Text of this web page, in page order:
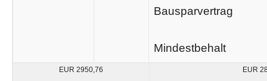
Bausparvertrag
Mindestbehalt
EUR 2950,76 EUR